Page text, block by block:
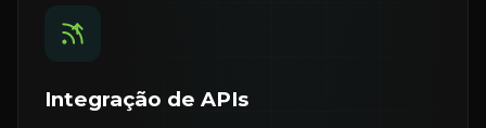
Integração de APIs